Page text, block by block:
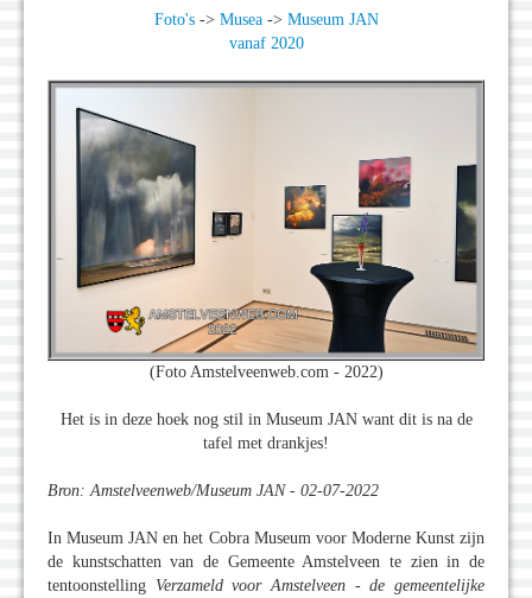
Foto's-> Musea-> Museum JAN
vanaf 2020
(Foto Amstelveenweb.com - 2022)
Het is in deze hoek nog stil in Museum JAN want dit is na de
tafel met drankjes!
Bron: Amstelveenweb/Museum JAN - 02-07-2022
In Museum JAN en het Cobra Museum voor Moderne Kunst zijn
de kunstschatten van de Gemeente Amstelveen te zien in de
tentoonstelling Verzameld voor Amstelveen - de gemeentelijke